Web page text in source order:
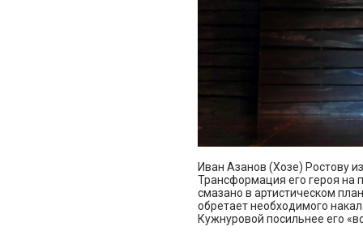
Иван Азанов (Хозе) Ростову
Трансформация его героя на
смазано в артистическом
обретает необходимого
Кужнуровой посильнее его